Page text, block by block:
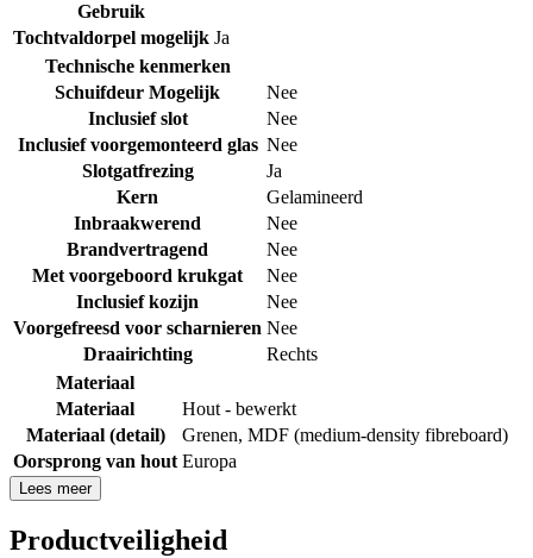
Gebruik
Tochtvaldorpel mogelijk Ja
Technische kenmerken
Schuifdeur Mogelijk
Nee
Inclusief slot
Nee
Inclusief voorgemonteerd glas Nee
Slotgatfrezing
Ja
Kern
Gelamineerd
Inbraakwerend
Nee
Brandvertragend
Nee
Met voorgeboord krukgat
Nee
Inclusief kozijn
Nee
Voorgefreesd voor scharnieren Nee
Draairichting
Rechts
Materiaal
Materiaal
Hout - bewerkt
Materiaal (detail)
Grenen, MDF (medium-density fibreboard)
Oorsprong van hout Europa
Lees meer
Productveiligheid